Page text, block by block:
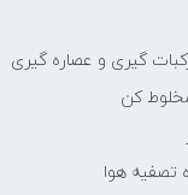
گیری و عصاره گیری
کن
تصفیه هوا